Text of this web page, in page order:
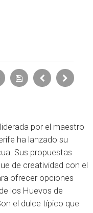
por el maestro
ha lanzado su
Sus propuestas
de creatividad con el
ofrecer opciones
los Huevos de
el dulce típico que